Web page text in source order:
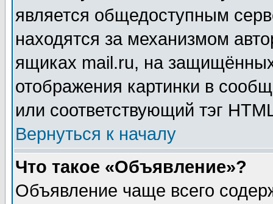
является общедоступным
находятся за механизмом
ящиках mail.ru, на
отображения картинки в
или соответствующий тэг
Вернуться к началу
Что такое «Объявление»?
Объявление чаще всего